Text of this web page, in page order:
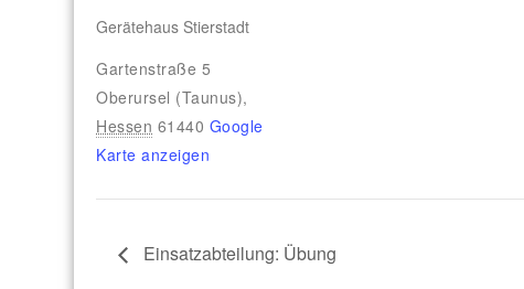
Gerätehaus Stierstadt
Gartenstraße 5
Oberursel (Taunus),
Hessen 61440 Google
Karte anzeigen
Einsatzabteilung: Übung